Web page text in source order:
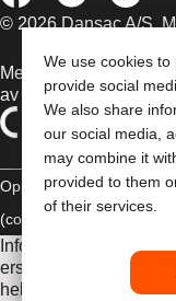
We use cookies
provide social
We also share
our social media,
may combine it
provided to them
of their services.
© 2026 Dansac A/S.
Medisinsk utstyr som
av følgende symboler
Opphavsrettt Erklæring
(cookies)
Informasjonen her er
erstatning for råd fra
helsetjenester. Denne